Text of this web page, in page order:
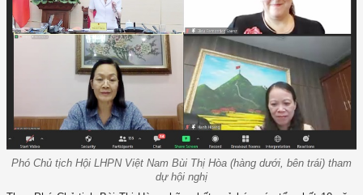
Phó Chủ tịch Hội LHPN Việt Nam Bùi Thị Hòa (hàng dưới, bên trái) tham
dự hội nghị